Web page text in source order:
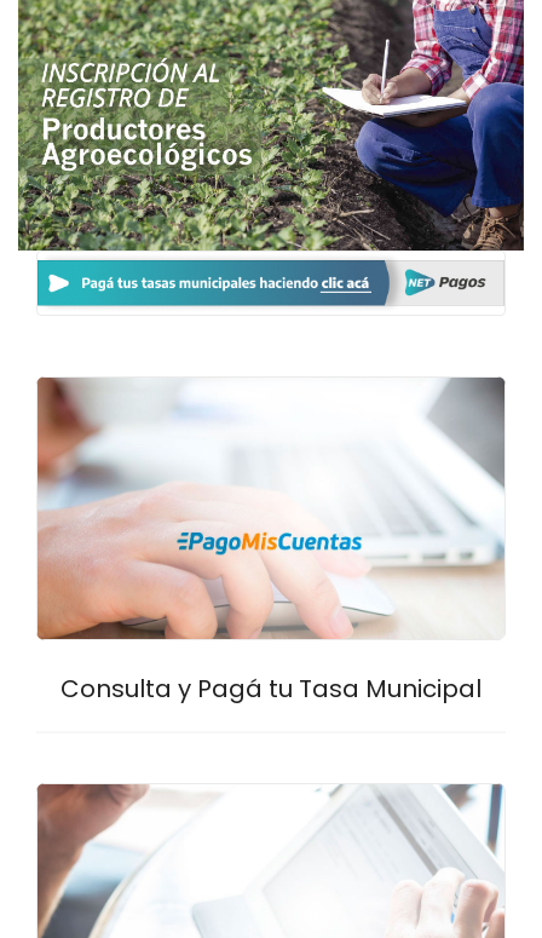
Consulta y Pagá tu Tasa Municipal